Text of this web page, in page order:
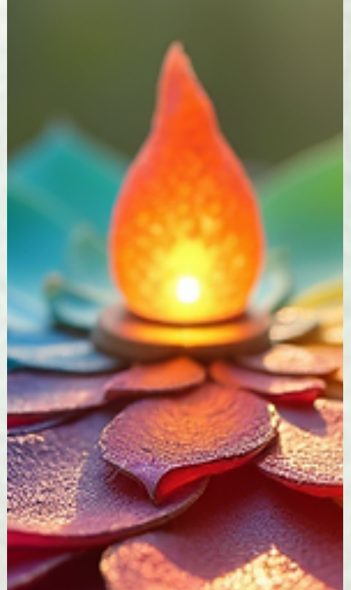
une pierre d'apaisement
La Pierre Roulée Howlite blanche 30 mm est le
compagnon parfait pour débuter ou enrichir votre
collection. Sa beauté naturelle, alliée à ses
propriétés apaisantes, en fait une pièce unique en
son genre, capable de transformer l'ambiance de
espaces intérieurs.